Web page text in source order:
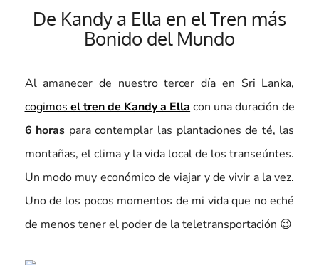
De Kandy a Ella en el Tren más
Bonido del Mundo
Al amanecer de nuestro tercer día en Sri Lanka,
cogimos el tren de Kandy a Ella con una duración de
6 horas para contemplar las plantaciones de té, las
montañas, el clima y la vida local de los transeúntes.
Un modo muy económico de viajar y de vivir a la vez.
Uno de los pocos momentos de mi vida que no eché
de menos tener el poder de la teletransportación 😉